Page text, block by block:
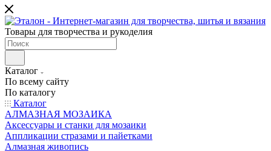
Товары для творчества и рукоделия
Каталог
По всему сайту
По каталогу
Каталог
АЛМАЗНАЯ МОЗАИКА
Аксессуары и станки для мозаики
Аппликации стразами и пайетками
Алмазная живопись